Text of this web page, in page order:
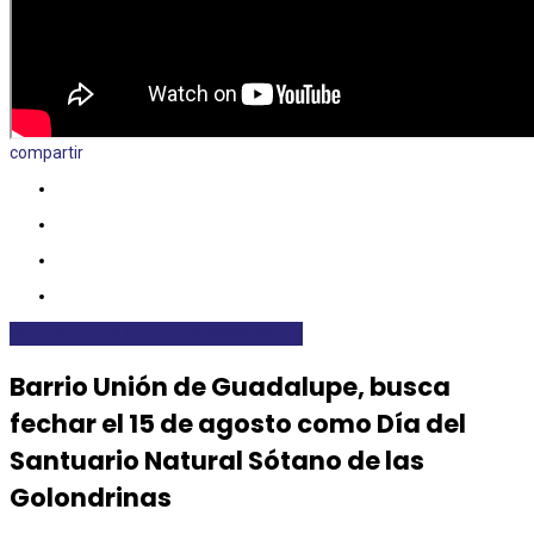
compartir
Barrio Unión de Guadalupe, busca
fechar el 15 de agosto como Día del
Santuario Natural Sótano de las
Golondrinas